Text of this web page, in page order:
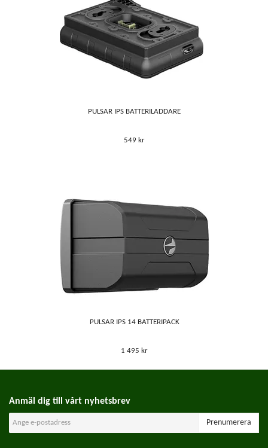
PULSAR IPS BATTERILADDARE
549 kr
PULSAR IPS 14 BATTERIPACK
1 495 kr
Anmäl dig till vårt nyhetsbrev
Prenumerera